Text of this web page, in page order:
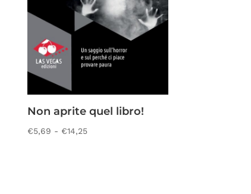
Non aprite quel libro!
€5,69 - €14,25Fascia